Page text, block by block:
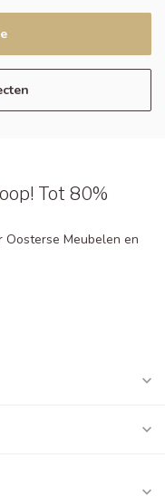
Tot 80%
Oosterse Meubelen en